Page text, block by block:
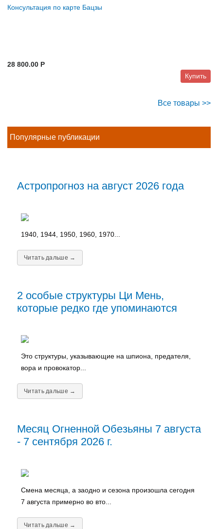
Консультация по карте Бацзы
28 800.00 P
Купить
Все товары >>
Популярные публикации
Астропрогноз на август 2026 года
1940, 1944, 1950, 1960, 1970...
Читать дальше →
2 особые структуры Ци Мень,
которые редко где упоминаются
Это структуры, указывающие на шпиона, предателя,
вора и провокатор...
Читать дальше →
Месяц Огненной Обезьяны 7 августа
- 7 сентября 2026 г.
Смена месяца, а заодно и сезона произошла сегодня
7 августа примерно во вто...
Читать дальше →